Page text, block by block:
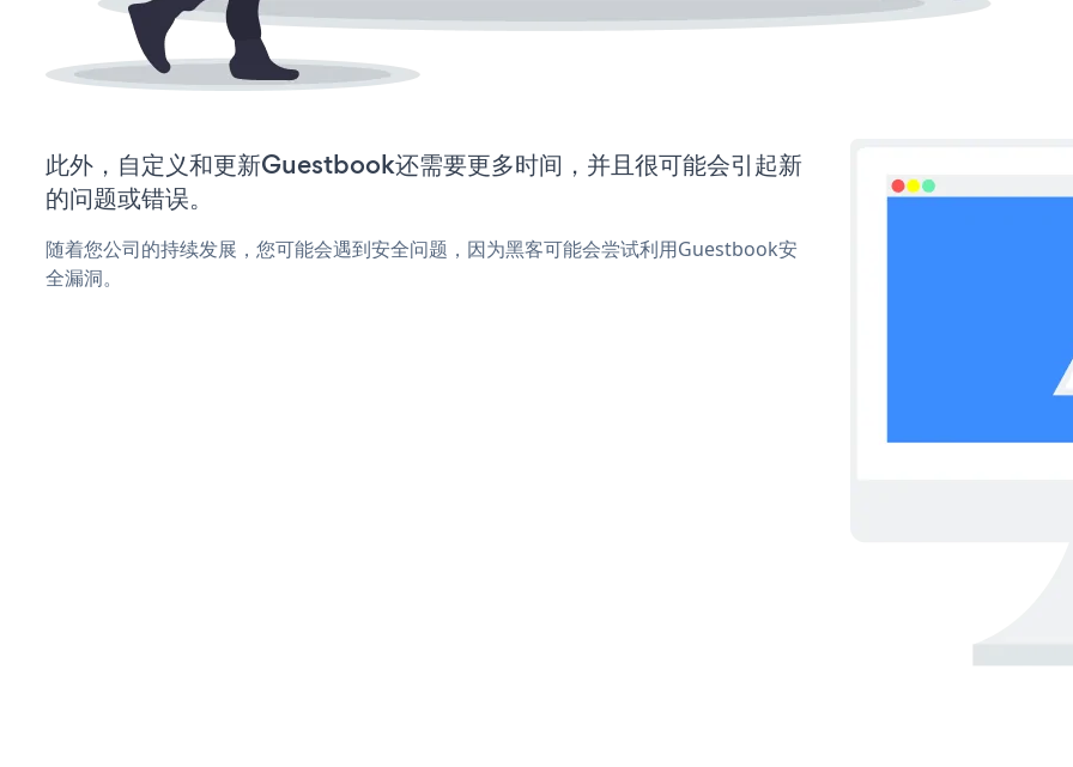
此外，自定义和更新Guestbook还需要更多时间，并且很可能会引起新
的问题或错误。
随着您公司的持续发展，您可能会遇到安全问题，因为黑客可能会尝试利用Guestbook安
全漏洞。